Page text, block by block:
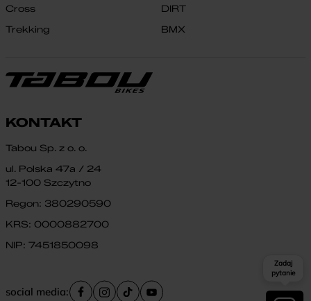
Cross
Trekking
DIRT
BMX
KONTAKT
Tabou Sp. z o. o.
ul. Polska 47a / 24
12-100 Szczytno
Regon: 380290590
KRS: 0000882700
NIP: 7451850098
social media:
Zadaj
pytanie